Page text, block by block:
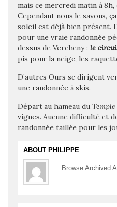
mais ce mercredi matin à 8h,
Cependant nous le savons,
soleil est déjà bien présent.
pour une vraie randonnée
dessus de Vercheny : le
pis pour la neige, les
D’autres Ours se dirigent
une randonnée à skis.
Départ au hameau du Temple
vignes. Aucune difficulté et
randonnée taillée pour les
ABOUT PHILIPPE
Browse Archived